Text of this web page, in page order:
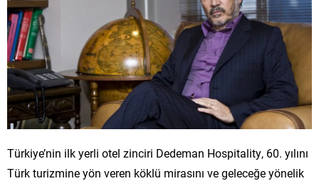
Türkiye’nin ilk yerli otel zinciri Dedeman Hospitality, 60. yılını
Türk turizmine yön veren köklü mirasını ve geleceğe yönelik